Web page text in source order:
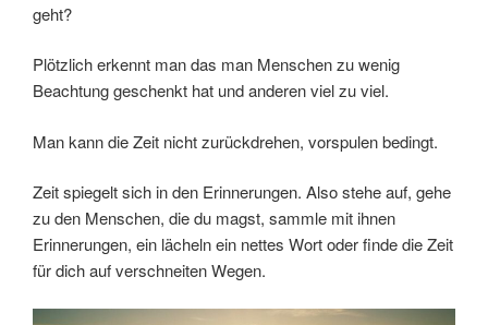
geht?
Plötzlich erkennt man das man Menschen zu wenig
Beachtung geschenkt hat und anderen viel zu viel.
Man kann die Zeit nicht zurückdrehen, vorspulen bedingt.
Zeit spiegelt sich in den Erinnerungen. Also stehe auf, gehe
zu den Menschen, die du magst, sammle mit ihnen
Erinnerungen, ein lächeln ein nettes Wort oder finde die Zeit
für dich auf verschneiten Wegen.